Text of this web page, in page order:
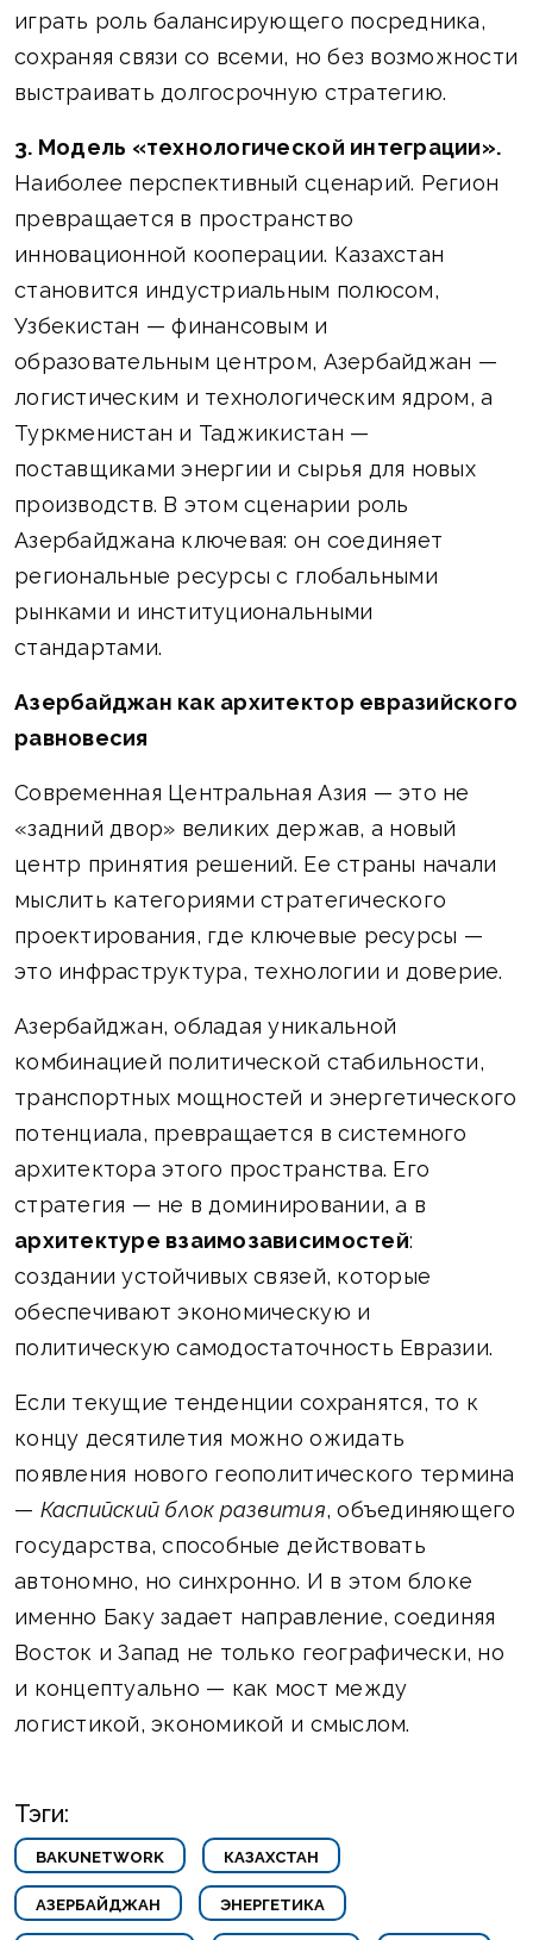
играть роль балансирующего посредника,
сохраняя связи со всеми, но без возможности
выстраивать долгосрочную стратегию.
3. Модель «технологической интеграции».
Наиболее перспективный сценарий. Регион
превращается в пространство
инновационной кооперации. Казахстан
становится индустриальным полюсом,
Узбекистан — финансовым и
образовательным центром, Азербайджан —
логистическим и технологическим ядром, а
Туркменистан и Таджикистан —
поставщиками энергии и сырья для новых
производств. В этом сценарии роль
Азербайджана ключевая: он соединяет
региональные ресурсы с глобальными
рынками и институциональными
стандартами.
Азербайджан как архитектор евразийского
равновесия
Современная Центральная Азия — это не
«задний двор» великих держав, а новый
центр принятия решений. Ее страны начали
мыслить категориями стратегического
проектирования, где ключевые ресурсы —
это инфраструктура, технологии и доверие.
Азербайджан, обладая уникальной
комбинацией политической стабильности,
транспортных мощностей и энергетического
потенциала, превращается в системного
архитектора этого пространства. Его
стратегия — не в доминировании, а в
архитектуре взаимозависимостей:
создании устойчивых связей, которые
обеспечивают экономическую и
политическую самодостаточность Евразии.
Если текущие тенденции сохранятся, то к
концу десятилетия можно ожидать
появления нового геополитического термина
— Каспийский блок развития, объединяющего
государства, способные действовать
автономно, но синхронно. И в этом блоке
именно Баку задает направление, соединяя
Восток и Запад не только географически, но
и концептуально — как мост между
логистикой, экономикой и смыслом.
Тэги:
BAKUNETWORK КАЗАХСТАН
АЗЕРБАЙДЖАН ЭНЕРГЕТИКА